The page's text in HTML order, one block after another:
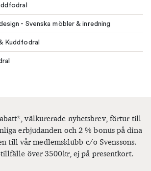
- Svenska möbler & inredning
Kuddfodral
välkurerade nyhetsbrev, förtur till
erbjudanden och 2 % bonus på dina
till vår medlemsklubb c/o Svenssons.
över 3500kr, ej på presentkort.